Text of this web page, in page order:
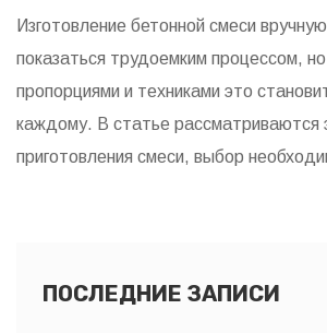
Изготовление бетонной смеси
показаться трудоемким процессом,
пропорциями и техниками это
каждому. В статье рассматриваются
приготовления смеси, выбор
использовать инструменты
ПОСЛЕДНИЕ ЗАПИСИ